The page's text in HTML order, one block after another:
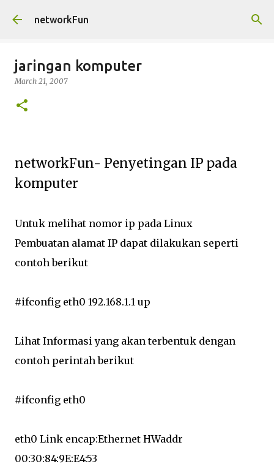
networkFun
jaringan komputer
March 21, 2007
networkFun- Penyetingan IP pada
komputer
Untuk melihat nomor ip pada Linux
Pembuatan alamat IP dapat dilakukan seperti
contoh berikut
#ifconfig eth0 192.168.1.1 up
Lihat Informasi yang akan terbentuk dengan
contoh perintah berikut
#ifconfig eth0
eth0 Link encap:Ethernet HWaddr
00:30:84:9E:E4:53